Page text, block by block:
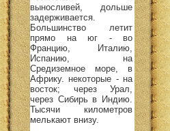
выносливей, дольше
задерживается.
Большинство летит
прямо на юг - во
Францию, Италию,
Испанию, на
Средиземное море, в
Африку. некоторые - на
восток; через Урал,
через Сибирь в Индию.
Тысячи километров
мелькают внизу.